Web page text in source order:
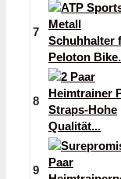
7
8
9